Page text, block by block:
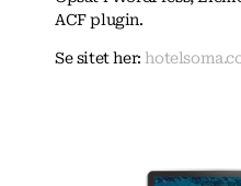
ACF plugin.
Se sitet her: